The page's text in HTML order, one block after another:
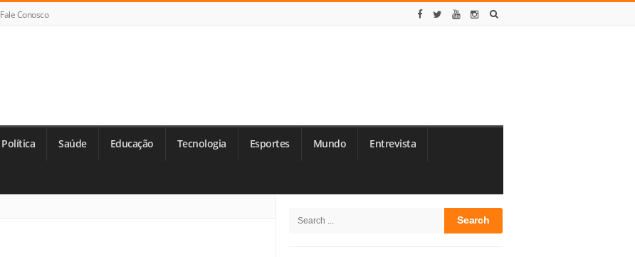
Fale Conosco
Política Saúde Educação Tecnologia Esportes Mundo Entrevista
Sidebar
Search